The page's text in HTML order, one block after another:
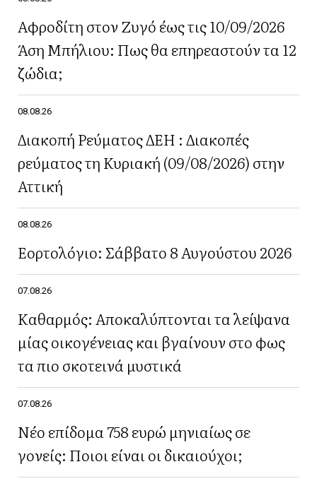
Αφροδίτη στον Ζυγό έως τις 10/09/2026
Άση Μπήλιου: Πως θα επηρεαστούν τα 12
ζώδια;
08.08.26
Διακοπή Ρεύματος ΔΕΗ : Διακοπές
ρεύματος τη Κυριακή (09/08/2026) στην
Αττική
08.08.26
Εορτολόγιο: Σάββατο 8 Αυγούστου 2026
07.08.26
Καθαρμός: Αποκαλύπτονται τα λείψανα
μίας οικογένειας και βγαίνουν στο φως
τα πιο σκοτεινά μυστικά
07.08.26
Νέο επίδομα 758 ευρώ μηνιαίως σε
γονείς: Ποιοι είναι οι δικαιούχοι;